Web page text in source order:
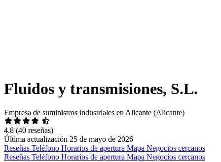
Fluidos y transmisiones, S.L.
Empresa de suministros industriales en Alicante (Alicante)
4.8 (40 reseñas)
Última actualización 25 de mayo de 2026
Reseñas Teléfono Horarios de apertura Mapa Negocios cercanos
Reseñas Teléfono Horarios de apertura Mapa Negocios cercanos